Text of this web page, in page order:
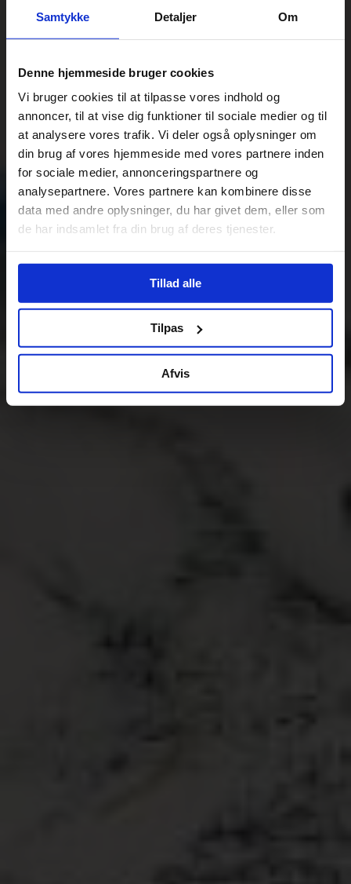
Samtykke Detaljer Om
Denne hjemmeside bruger cookies
Vi bruger cookies til at tilpasse vores indhold og
annoncer, til at vise dig funktioner til sociale medier og til
at analysere vores trafik. Vi deler også oplysninger om
din brug af vores hjemmeside med vores partnere inden
for sociale medier, annonceringspartnere og
analysepartnere. Vores partnere kan kombinere disse
data med andre oplysninger, du har givet dem, eller som
de har indsamlet fra din brug af deres tjenester.
Tillad alle
Tilpas
Afvis